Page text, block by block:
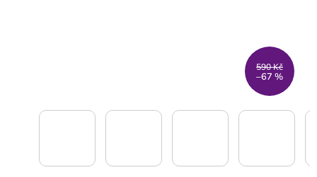
590 Kč
–67 %